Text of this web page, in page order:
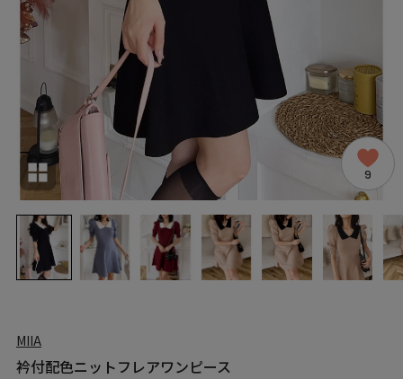
9
MIIA
衿付配色ニットフレアワンピース